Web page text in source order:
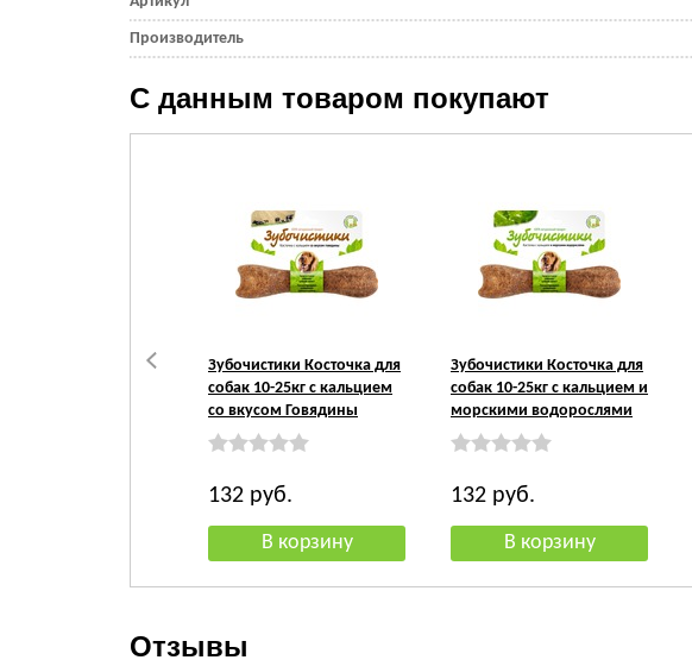
Производитель
С данным товаром покупают
Зубочистики Косточка для
собак 10-25кг с кальцием
со вкусом Говядины
132 руб.
Зубочистики Косточка для
собак 10-25кг с кальцием и
морскими водорослями
132 руб.
Отзывы